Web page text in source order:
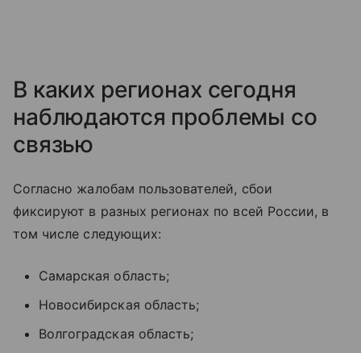
В каких регионах сегодня
наблюдаются проблемы со
связью
Согласно жалобам пользователей, сбои
фиксируют в разных регионах по всей России, в
том числе следующих:
Самарская область;
Новосибирская область;
Волгоградская область;